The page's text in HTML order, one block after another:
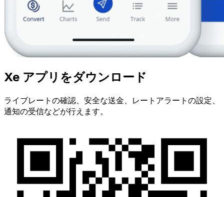
Xe アプリをダウンロード
ライブレートの確認、安全な送金、レートアラートの設定、
通知の受信などが行えます。